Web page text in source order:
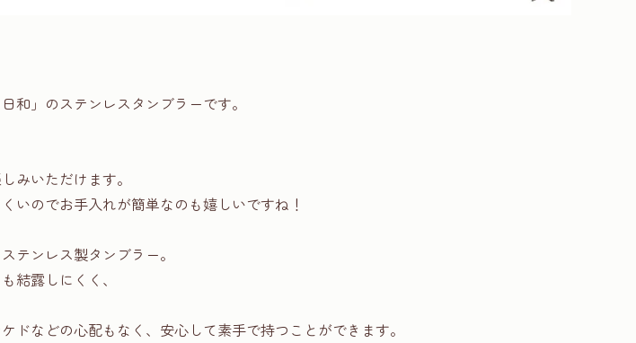
和」のステンレスタンブラーです。
みいただけます。
いのでお手入れが簡単なのも嬉しいですね！
テンレス製タンブラー。
結露しにくく、
ドなどの心配もなく、安心して素手で持つことができます。